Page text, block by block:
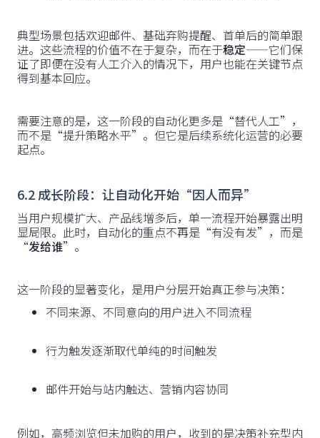
典型场景包括欢迎邮件、基础弃购提醒、首单后的简单跟
进。这些流程的价值不在于复杂，而在于稳定——它们保
证了即便在没有人工介入的情况下，用户也能在关键节点
得到基本回应。
需要注意的是，这一阶段的自动化更多是“替代人工”，
而不是“提升策略水平”。但它是后续系统化运营的必要
起点。
6.2 成长阶段：让自动化开始“因人而异”
当用户规模扩大、产品线增多后，单一流程开始暴露出明
显局限。此时，自动化的重点不再是“有没有发”，而是
“发给谁”。
这一阶段的显著变化，是用户分层开始真正参与决策：
不同来源、不同意向的用户进入不同流程
行为触发逐渐取代单纯的时间触发
邮件开始与站内触达、营销内容协同
例如，高频浏览但未加购的用户，收到的是决策补充型内